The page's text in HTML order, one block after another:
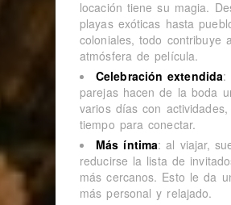
locación tiene su magia.
playas exóticas hasta
coloniales, todo contribuye
atmósfera de película.
Celebración extendida:
parejas hacen de la boda
varios días con
tiempo para conectar.
Más íntima: al viajar,
reducirse la lista de
más cercanos. Esto le da
más personal y relajado.